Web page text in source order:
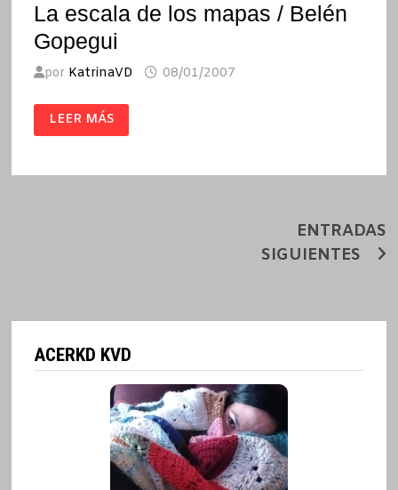
La escala de los mapas / Belén
Gopegui
por KatrinaVD 08/01/2007
LA
ESCALA
DE
/
LEER MÁS
ENTRADAS
SIGUIENTES
ACERKD KVD